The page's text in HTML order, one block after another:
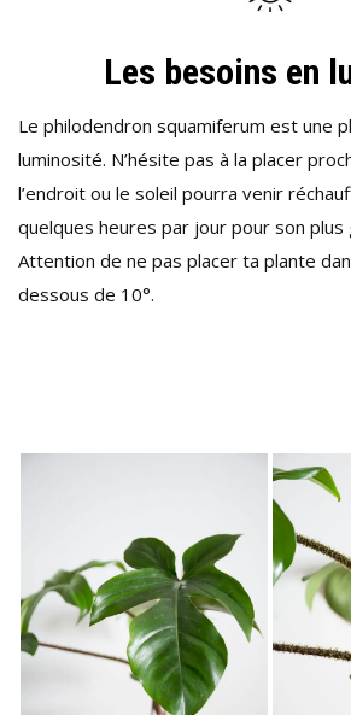
Les besoins en
Le philodendron squamiferum est une
luminosité. N’hésite pas à la placer
l’endroit ou le soleil pourra venir
quelques heures par jour pour son plus
Attention de ne pas placer ta plante
dessous de 10°.